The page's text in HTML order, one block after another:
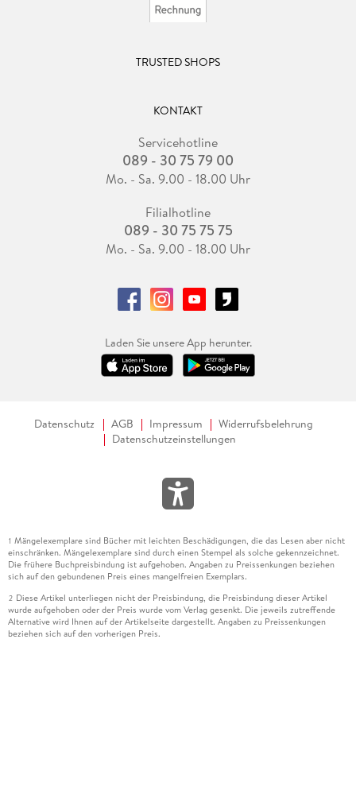
TRUSTED SHOPS
KONTAKT
Servicehotline
089 - 30 75 79 00
Mo. - Sa. 9.00 - 18.00 Uhr
Filialhotline
089 - 30 75 75 75
Mo. - Sa. 9.00 - 18.00 Uhr
Laden Sie unsere App herunter.
Datenschutz AGB Impressum
Widerrufsbelehrung
Datenschutzeinstellungen
1 Mängelexemplare sind Bücher mit leichten Beschädigungen, die das Lesen aber nicht
einschränken. Mängelexemplare sind durch einen Stempel als solche gekennzeichnet.
Die frühere Buchpreisbindung ist aufgehoben. Angaben zu Preissenkungen beziehen
sich auf den gebundenen Preis eines mangelfreien Exemplars.
2 Diese Artikel unterliegen nicht der Preisbindung, die Preisbindung dieser Artikel
wurde aufgehoben oder der Preis wurde vom Verlag gesenkt. Die jeweils zutreffende
Alternative wird Ihnen auf der Artikelseite dargestellt. Angaben zu Preissenkungen
beziehen sich auf den vorherigen Preis.